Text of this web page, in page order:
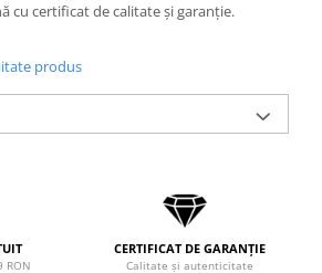
cu certificat de calitate și garanție.
produs
RON
CERTIFICAT DE GARANȚIE
Calitate și autenticitate